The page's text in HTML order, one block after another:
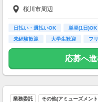
桜川市周辺
日払い・週払いOK 単発(1日)OK
未経験歓迎
大学生歓迎 フ
応募へ
業務委託 その他(アミューズメン